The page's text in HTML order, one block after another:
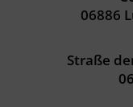
06886
Straße